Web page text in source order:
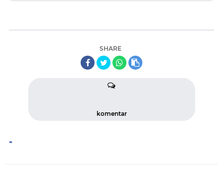
SHARE
komentar
-